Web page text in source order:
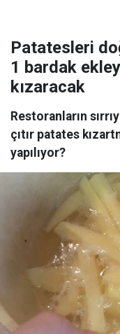
Patatesleri
1 bardak
kızaracak
Restoranların
çıtır patates
yapılıyor?